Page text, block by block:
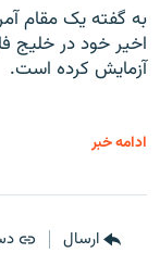
به گفته یک مقام
اخیر خود در خلیج
آزمایش کرده است.
ادامه خبر
ارسال